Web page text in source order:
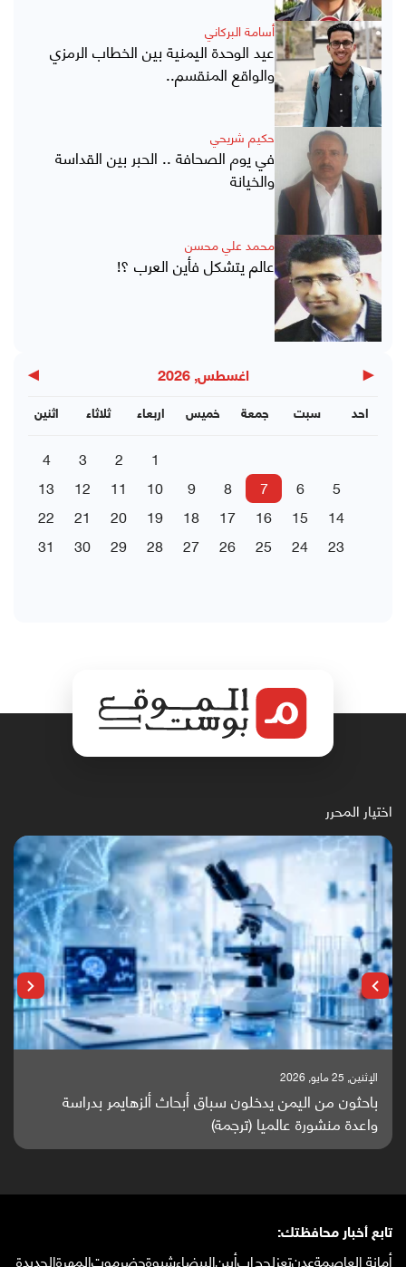
أسامة البركاني
عيد الوحدة اليمنية بين الخطاب الرمزي
والواقع المنقسم..
حكيم شريحي
في يوم الصحافة .. الحبر بين القداسة
والخيانة
محمد علي محسن
عالم يتشكل فأين العرب ؟!
◀ اغسطس, 2026 ▶
اثنين ثلاثاء اربعاء خميس جمعة سبت احد
1
2
3
4
5
6
7
8
9
10
11
12
13
14
15
16
17
18
19
20
21
22
23
24
25
26
27
28
29
30
31
اختيار المحرر
الإثنين, 25 مايو, 2026
باحثون من اليمن يدخلون سباق أبحاث ألزهايمر بدراسة
واعدة منشورة عالميا (ترجمة)
تابع أخبار محافظتك:
أمانة العاصمةعدنتعزلحجإبأبينالبيضاءشبوةحضرموتالمهرةالحديدة